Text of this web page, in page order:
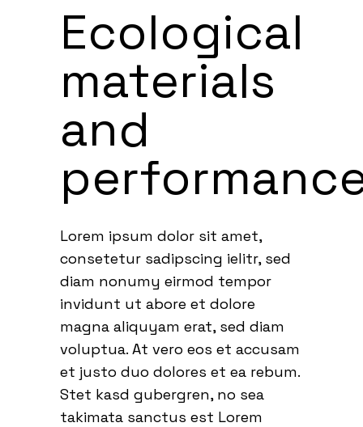
Ecological
materials
and
Lorem ipsum dolor sit amet,
consetetur sadipscing ielitr, sed
diam nonumy eirmod tempor
invidunt ut abore et dolore
magna aliquyam erat, sed diam
voluptua. At vero eos et accusam
et justo duo dolores et ea rebum.
Stet kasd gubergren, no sea
takimata sanctus est Lorem